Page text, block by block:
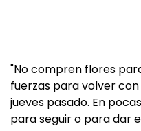
"No compren flores
fuerzas para volver
jueves pasado. En
para seguir o para dar